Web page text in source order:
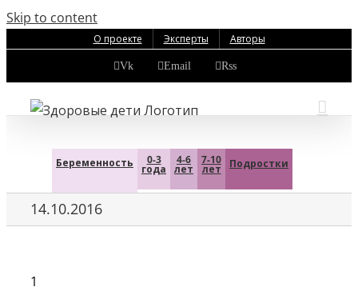
Skip to content
О проекте Эксперты Авторы
Vk Email Rss
Беременность 0-3
года
4-6
лет
7-10
лет Подростки
14.10.2016
1